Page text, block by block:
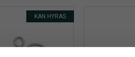
KAN HYRAS